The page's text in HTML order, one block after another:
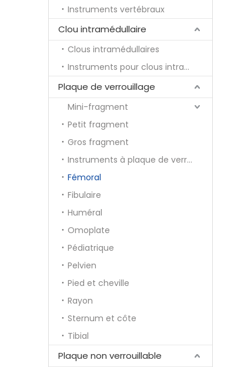
Instruments vertébraux
Clou intramédullaire
Clous intramédullaires
Instruments pour clous intramédullaires
Plaque de verrouillage
Mini-fragment
Petit fragment
Gros fragment
Instruments à plaque de verrouillage
Fémoral
Fibulaire
Huméral
Omoplate
Pédiatrique
Pelvien
Pied et cheville
Rayon
Sternum et côte
Tibial
Plaque non verrouillable